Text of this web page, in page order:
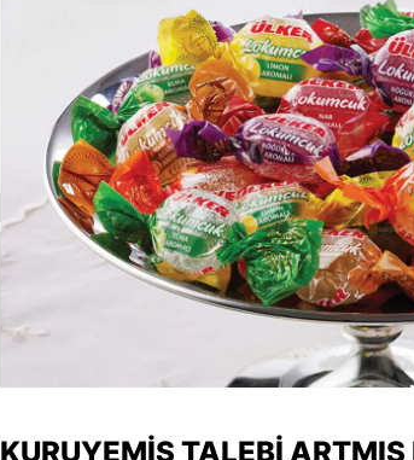
Samsun
Siirt
Sinop
Sivas
Tekirdağ
Tokat
Trabzon
Şanlıurfa
KURUYEMIŞ TALEBI ARTMIŞ